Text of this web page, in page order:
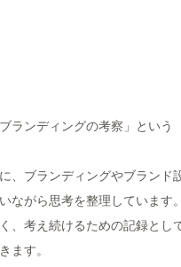
ランディングの考察」という
、ブランディングやブランド
ながら思考を整理しています
、考え続けるための記録とし
ます。